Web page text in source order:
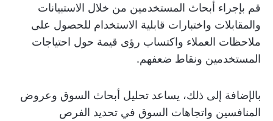
قم بإجراء أبحاث المستخدمين من خلال الاستبيانات
والمقابلات واختبارات قابلية الاستخدام للحصول على
ملاحظات العملاء واكتساب رؤى قيمة حول احتياجات
المستخدمين ونقاط ضعفهم.
بالإضافة إلى ذلك، يساعد تحليل أبحاث السوق وعروض
المنافسين واتجاهات السوق في تحديد الفرص